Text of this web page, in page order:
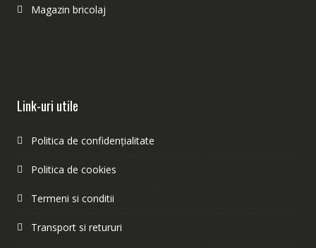
Magazin bricolaj
Link-uri utile
Politica de confidențialitate
Politica de cookies
Termeni si conditii
Transport si retururi